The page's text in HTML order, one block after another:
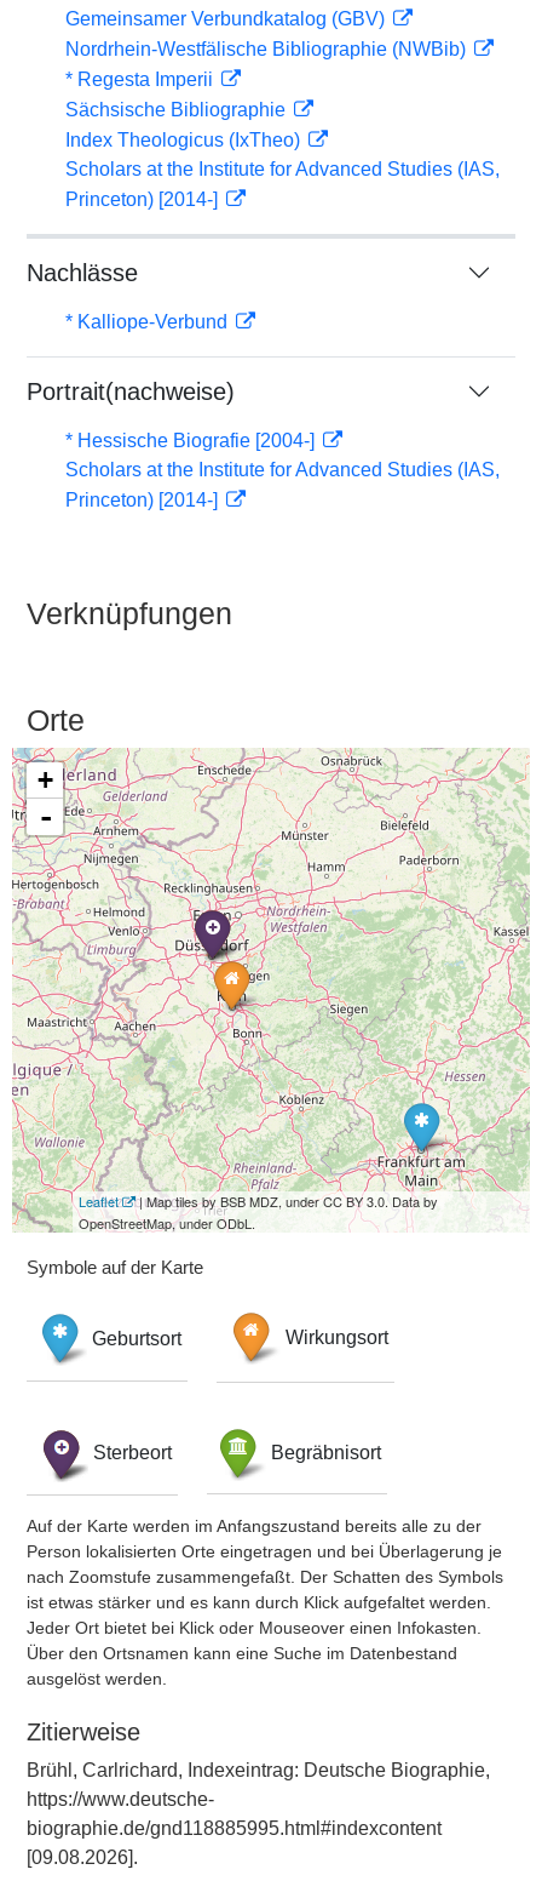
Gemeinsamer Verbundkatalog (GBV)
Nordrhein-Westfälische Bibliographie (NWBib)
* Regesta Imperii
Sächsische Bibliographie
Index Theologicus (IxTheo)
Scholars at the Institute for Advanced Studies (IAS,
Princeton) [2014-]
Nachlässe
* Kalliope-Verbund
Portrait(nachweise)
* Hessische Biografie [2004-]
Scholars at the Institute for Advanced Studies (IAS,
Princeton) [2014-]
Verknüpfungen
Orte
+
-
Leaflet
| Map tiles by BSB MDZ, under CC BY 3.0. Data by
OpenStreetMap, under ODbL.
Symbole auf der Karte
Geburtsort Wirkungsort
Sterbeort Begräbnisort
Auf der Karte werden im Anfangszustand bereits alle zu der
Person lokalisierten Orte eingetragen und bei Überlagerung je
nach Zoomstufe zusammengefaßt. Der Schatten des Symbols
ist etwas stärker und es kann durch Klick aufgefaltet werden.
Jeder Ort bietet bei Klick oder Mouseover einen Infokasten.
Über den Ortsnamen kann eine Suche im Datenbestand
ausgelöst werden.
Zitierweise
Brühl, Carlrichard, Indexeintrag: Deutsche Biographie,
https://www.deutsche-
biographie.de/gnd118885995.html#indexcontent
[09.08.2026].